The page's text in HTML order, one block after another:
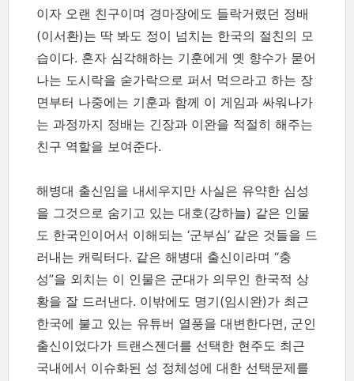
이자 오랜 친구이며 경마장에도 들락거렸던 정배
(이서환)는 딱 봐도 정이 넘치는 한국의 절친의 모
습이다. 혼자 심각해하는 기훈에게 옛 향수가 묻어
나는 도시락을 숟가락으로 퍼서 먹으라고 하는 장
면부터 나중에는 기훈과 함께 이 게임과 싸워나가
는 과정까지 정배는 긴장과 이완을 적절히 해주는
친구 역할을 보여준다.
해병대 출신임을 내세우지만 사실은 유약한 심성
을 그것으로 숨기고 있는 대호(강하늘) 같은 인물
도 한국인이어서 이해되는 ‘군부심’ 같은 것들을 드
러내는 캐릭터다. 같은 해병대 출신이라며 “충
성”을 외치는 이 인물은 군대가 의무인 한국적 상
황을 잘 드러낸다. 이밖에도 명기(임시완)가 최근
한국에 불고 있는 유튜버 열풍을 대변한다면, 군인
출신이었다가 트랜스젠더를 선택한 현주도 최근
국내에서 이슈화된 성 정체성에 대한 선택문제를